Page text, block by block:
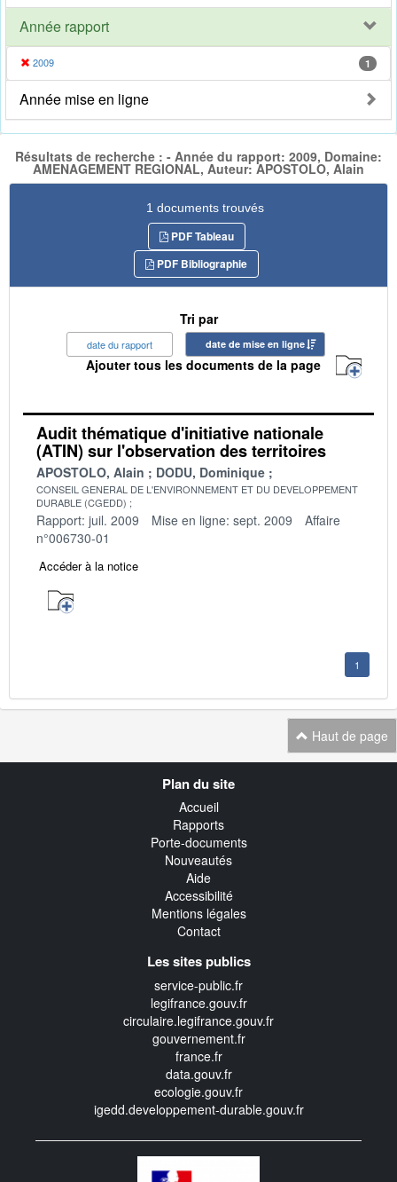
Année rapport
2009 1
Année mise en ligne
Résultats de recherche : - Année du rapport: 2009, Domaine:
AMENAGEMENT REGIONAL, Auteur: APOSTOLO, Alain
1 documents trouvés
PDF Tableau
PDF Bibliographie
Tri par
date du rapport date de mise en ligne
Ajouter tous les documents de la page
Audit thématique d'initiative nationale
(ATIN) sur l'observation des territoires
APOSTOLO, Alain DODU, Dominique
CONSEIL GENERAL DE L'ENVIRONNEMENT ET DU DEVELOPPEMENT
DURABLE (CGEDD)
Rapport: juil. 2009 Mise en ligne: sept. 2009
Affaire
n°006730-01
Accéder à la notice
1
Haut de page
Plan du site
Accueil
Rapports
Porte-documents
Nouveautés
Aide
Accessibilité
Mentions légales
Contact
Les sites publics
service-public.fr
legifrance.gouv.fr
circulaire.legifrance.gouv.fr
gouvernement.fr
france.fr
data.gouv.fr
ecologie.gouv.fr
igedd.developpement-durable.gouv.fr